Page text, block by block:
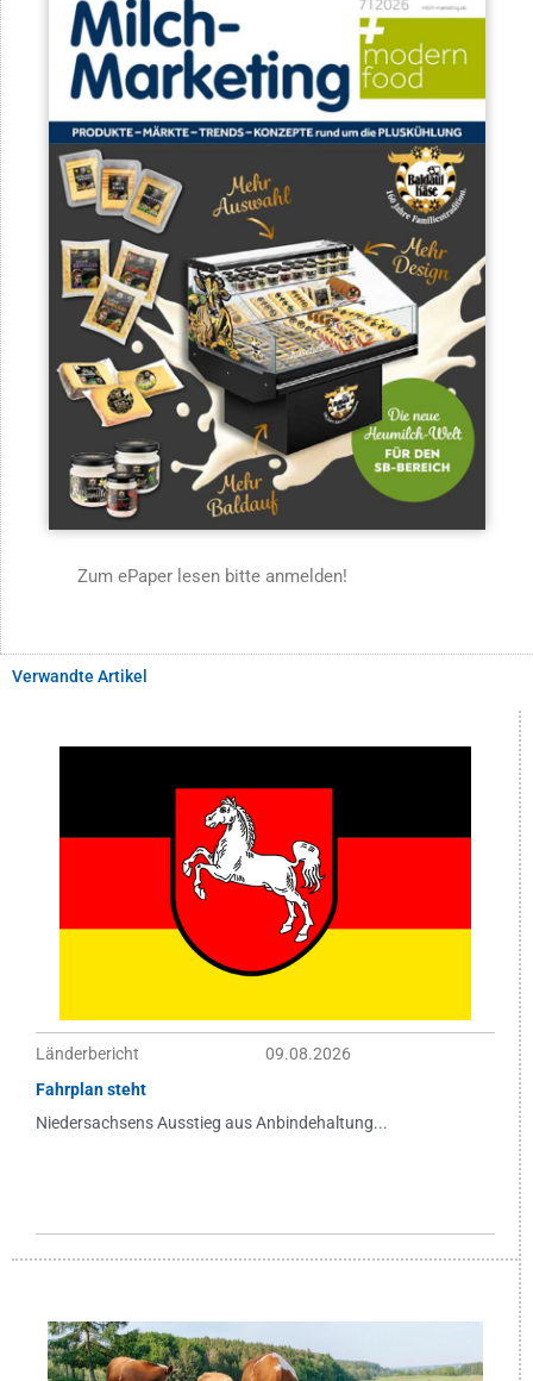
Zum ePaper lesen bitte anmelden!
Verwandte Artikel
Länderbericht
09.08.2026
Fahrplan steht
Niedersachsens Ausstieg aus Anbindehaltung...